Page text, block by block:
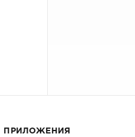
ПРИЛОЖЕНИЯ